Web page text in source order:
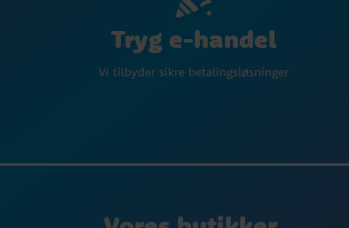
Tryg e-handel
Vi tilbyder sikre betalingsløsninger